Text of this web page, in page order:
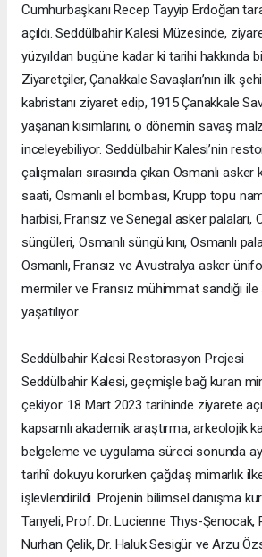
Cumhurbaşkanı Recep Tayyip Erdoğan
açıldı. Seddülbahir Kalesi Müzesinde,
yüzyıldan bugüne kadar ki tarihi hakkında
Ziyaretçiler, Çanakkale Savaşları’nın ilk
kabristanı ziyaret edip, 1915 Çanakkale
yaşanan kısımlarını, o dönemin savaş
inceleyebiliyor. Seddülbahir Kalesi’nin
çalışmaları sırasında çıkan Osmanlı
saati, Osmanlı el bombası, Krupp topu
harbisi, Fransız ve Senegal asker palaları,
süngüleri, Osmanlı süngü kını, Osmanlı
Osmanlı, Fransız ve Avustralya asker
mermiler ve Fransız mühimmat sandığı ile
yaşatılıyor.
Seddülbahir Kalesi Restorasyon Projesi
Seddülbahir Kalesi, geçmişle bağ kuran
çekiyor. 18 Mart 2023 tarihinde ziyarete
kapsamlı akademik araştırma, arkeolojik
belgeleme ve uygulama süreci sonunda
tarihî dokuyu korurken çağdaş mimarlık
işlevlendirildi. Projenin bilimsel danışma
Tanyeli, Prof. Dr. Lucienne Thys-Şenocak,
Nurhan Çelik, Dr. Haluk Sesigür ve Arzu